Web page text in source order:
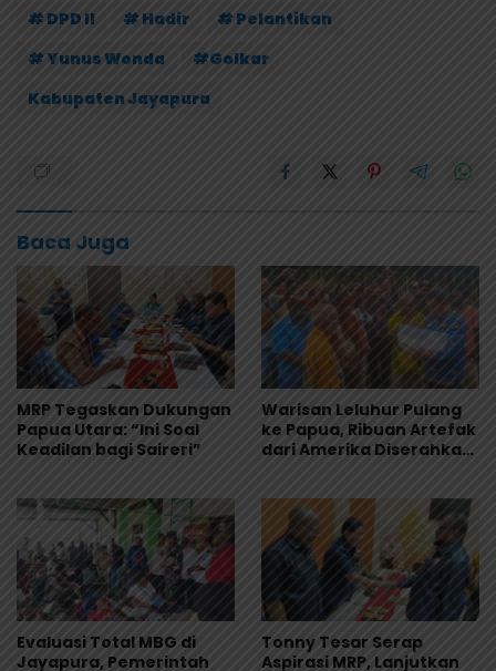
# DPD II # Hadir
# Pelantikan
# Yunus Wonda
#Golkar
Kabupaten Jayapura
Baca Juga
MRP Tegaskan Dukungan
Papua Utara: “Ini Soal
Keadilan bagi Saireri”
Warisan Leluhur Pulang
ke Papua, Ribuan Artefak
dari Amerika Diserahkan
Evaluasi Total MBG di
Jayapura, Pemerintah
Tonny Tesar Serap
Aspirasi MRP, Lanjutkan